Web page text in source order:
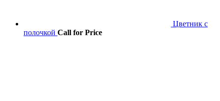
Цветник с
полочкой Call for Price